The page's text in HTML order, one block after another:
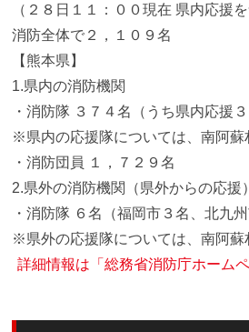
（２８日１１：００現在 県内応援を
消防全体で２，１０９名
【熊本県】
1.県内の消防機関
・消防隊 ３７４名（うち県内応援３
※県内の応援隊については、南阿蘇
・消防団員 １，７２９名
2.県外の消防機関（県外からの応援）
・消防隊 ６名（福岡市３名、北九州
※県外の応援隊については、南阿蘇
詳細情報は「総務省消防庁ホーム